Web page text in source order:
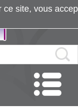
site, vous